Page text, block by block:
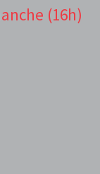
(16h)